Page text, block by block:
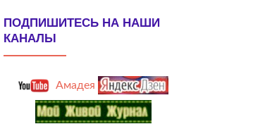
ПОДПИШИТЕСЬ НА НАШИ
КАНАЛЫ
Амадея